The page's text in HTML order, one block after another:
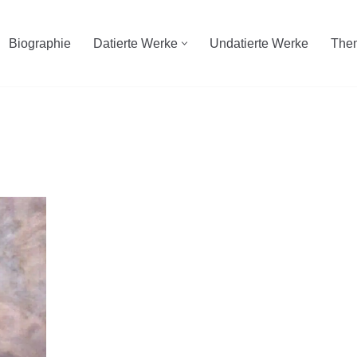
Biographie Datierte Werke Undatierte Werke